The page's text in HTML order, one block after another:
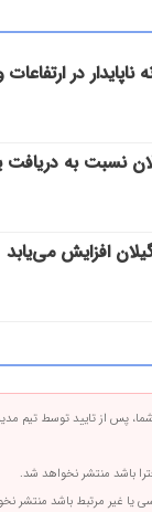
ناپایدار در
نسبت به دریافت
افزایش می‌یابد
پس از تایید توسط تیم
باشد منتشر نخواهد شد.
یا غیر مرتبط باشد منتشر